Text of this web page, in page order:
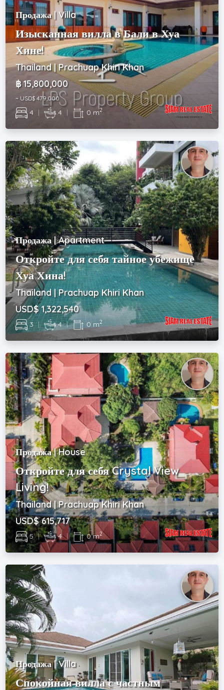
Продажа | Villa
Изысканная вилла в Бали в Хуа
Хине!
Thailand | Prachuap Khiri Khan
฿ 15,800,000
~ USD$ 479,000
4 | 4 | 0 m2
Продажа | Apartment
Откройте для себя тайное убежище
Хуа Хина!
Thailand | Prachuap Khiri Khan
USD$ 1,322,540
3 | 4 | 0 m2
Продажа | House
Откройте для себя Crystal View
Living!
Thailand | Prachuap Khiri Khan
USD$ 615,717
5 | 4 | 0 m2
Продажа | Villa
Спокойная вилла с частным